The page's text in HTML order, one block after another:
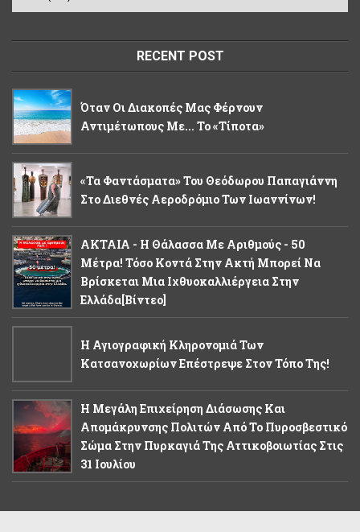
RECENT POST
Όταν Οι Διακοπές Μας Φέρνουν
Αντιμέτωπους Με... Το «τίποτα»
«Τα Φαντάσματα» Του Θεόδωρου Παπαγιάννη
Στο Διεθνές Αεροδρόμιο Των Ιωαννίνων!
ΑΚΤΑΙΑ - Η Θάλασσα Με Αριθμούς - 50
Μέτρα! Τόσο Κοντά Στην Ακτή Μπορεί Να
Βρίσκεται Μια Ιχθυοκαλλιέργεια Στην
Ελλάδα[βίντεο]
Η Αγιογραφική Κληρονομιά Των
Κατσανοχωρίων Επέστρεψε Στον Τόπο Της!
Η Μεγάλη Επιχείρηση Διάσωσης Και
Απομάκρυνσης Πολιτών Από Το Πυροσβεστικό
Σώμα Στην Πυρκαγιά Της Αττικοβοιωτίας Στις
31 Ιουλίου